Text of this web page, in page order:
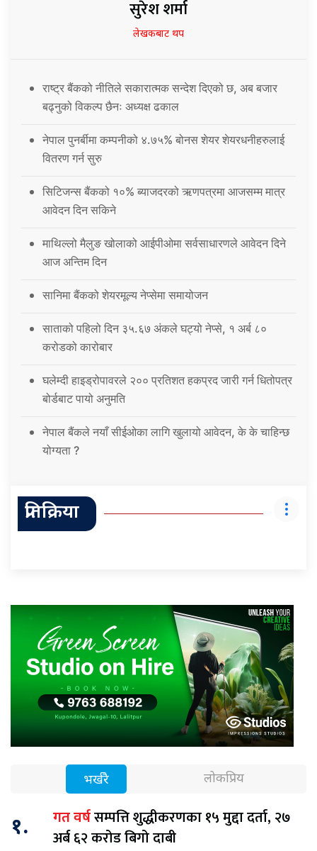
सुरेश शर्मा
लेखकबाट थप
राष्ट्र बैंकको नीतिले सकारात्मक सन्देश दिएको छ, अब बजार
बढ्नुको विकल्प छैनः अध्यक्ष ढकाल
नेपाल पुनर्बीमा कम्पनीको ४.७५% बोनस शेयर शेयरधनीहरुलाई
वितरण गर्न सुरु
सिटिजन्स बैंकको १०% ब्याजदरको ऋणपत्रमा आजसम्म मात्र
आवेदन दिन सकिने
माथिल्लो मैलुङ खोलाको आईपीओमा सर्वसाधारणले आवेदन दिने
आज अन्तिम दिन
सानिमा बैंकको शेयरमूल्य नेप्सेमा समायोजन
साताको पहिलो दिन ३५.६७ अंकले घट्यो नेप्से, १ अर्ब ८०
करोडको कारोबार
घलेम्दी हाइड्रोपावरले २०० प्रतिशत हकप्रद जारी गर्न धितोपत्र
बोर्डबाट पायो अनुमति
नेपाल बैंकले नयाँ सीईओका लागि खुलायो आवेदन, के के चाहिन्छ
योग्यता ?
प्रतिक्रिया
भर्खरै लोकप्रिय
१. गत वर्षसम्पत्ति शुद्धीकरणका १५ मुद्दा दर्ता, २७
अर्ब ६२ करोड बिगो दाबी